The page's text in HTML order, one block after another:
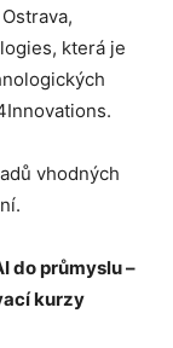
která je
vhodných
průmyslu –
kurzy